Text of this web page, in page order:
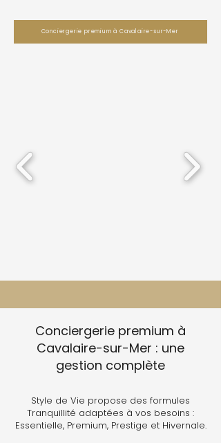
Conciergerie premium à Cavalaire-sur-Mer
Conciergerie premium à
Cavalaire-sur-Mer : une
gestion complète
Style de Vie propose des formules
Tranquillité adaptées à vos besoins :
Essentielle, Premium, Prestige et Hivernale.